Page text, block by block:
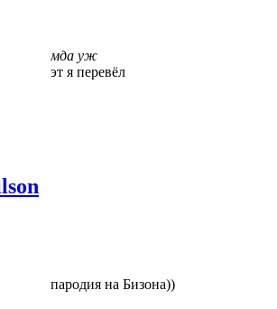
мда уж
эт я перевёл
пародия на Бизона))